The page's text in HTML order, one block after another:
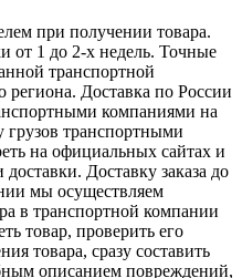
при получении товара.
от 1 до 2-х недель. Точные
транспортной
Доставка по России
компаниями на
транспортными
на официальных сайтах и
доставки. Доставку заказа до
мы осуществляем
в транспортной компании
товар, проверить его
товара, сразу составить
описанием повреждений,